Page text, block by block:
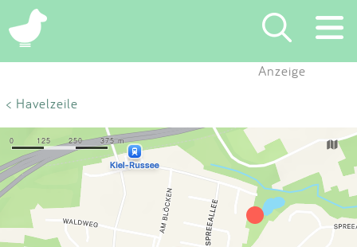
×
Eintragen
App
Blog
Anzeige
< Havelzeile